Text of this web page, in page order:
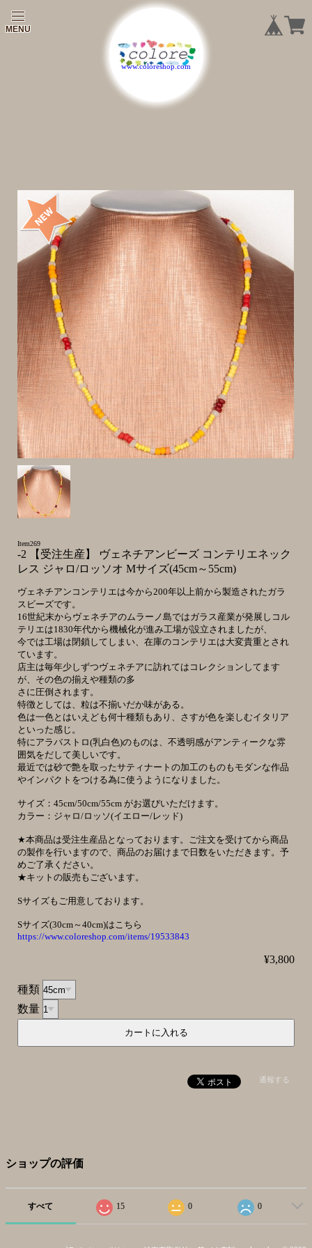
|
|
|
Item269
-2 【受注生産】 ヴェネチアンビーズ コンテリエネック
レス ジャロ/ロッソオ Mサイズ(45cm～55cm)
ヴェネチアンコンテリエは今から200年以上前から製造されたガラ
スビーズです。
16世紀末からヴェネチアのムラーノ島ではガラス産業が発展しコル
テリエは1830年代から機械化が進み工場が設立されましたが、
今では工場は閉鎖してしまい、在庫のコンテリエは大変貴重とされ
ています。
店主は毎年少しずつヴェネチアに訪れてはコレクションしてます
が、その色の揃えや種類の多
さに圧倒されます。
特徴としては、粒は不揃いだか味がある。
色は一色とはいえども何十種類もあり、さすが色を楽しむイタリア
といった感じ。
特にアラバストロ(乳白色)のものは、不透明感がアンティークな雰
囲気をだして美しいです。
最近では砂で艶を取ったサティナートの加工のものもモダンな作品
やインパクトをつける為に使うようになりました。
サイズ：45cm/50cm/55cm がお選びいただけます。
カラー：ジャロ/ロッソ(イエロー/レッド)
★本商品は受注生産品となっております。ご注文を受けてから商品
の製作を行いますので、商品のお届けまで日数をいただきます。予
めご了承ください。
★キットの販売もございます。
Sサイズもご用意しております。
Sサイズ(30cm～40cm)はこちら
https://www.coloreshop.com/items/19533843
¥3,800
種類
数量
通報する
ショップの評価
すべて 15 0 0